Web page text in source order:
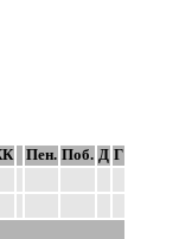
Пен. Поб. Д Г